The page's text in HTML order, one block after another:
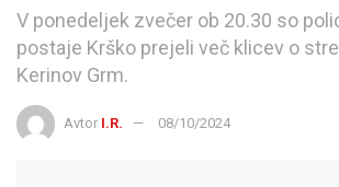
V ponedeljek zvečer ob 20.30 so
postaje Krško prejeli več klicev o
Kerinov Grm.
Avtor I.R. 08/10/2024